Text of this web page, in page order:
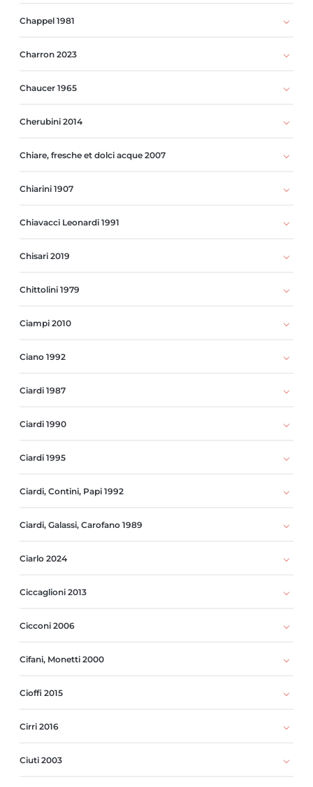
Chappel 1981
Charron 2023
Chaucer 1965
Cherubini 2014
Chiare, fresche et dolci acque 2007
Chiarini 1907
Chiavacci Leonardi 1991
Chisari 2019
Chittolini 1979
Ciampi 2010
Ciano 1992
Ciardi 1987
Ciardi 1990
Ciardi 1995
Ciardi, Contini, Papi 1992
Ciardi, Galassi, Carofano 1989
Ciarlo 2024
Ciccaglioni 2013
Cicconi 2006
Cifani, Monetti 2000
Cioffi 2015
Cirri 2016
Ciuti 2003